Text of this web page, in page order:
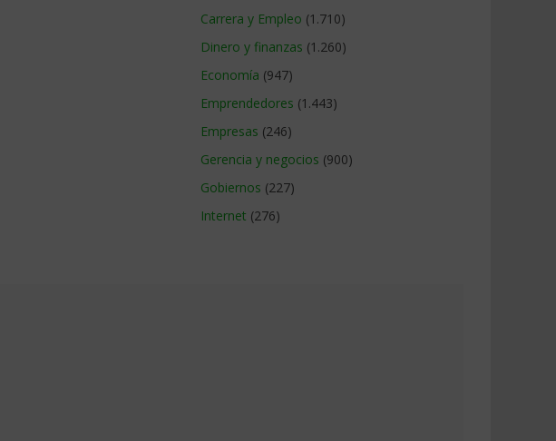
Carrera y Empleo (1.710)
Dinero y finanzas (1.260)
Economía (947)
Emprendedores (1.443)
Empresas (246)
Gerencia y negocios (900)
Gobiernos (227)
Internet (276)